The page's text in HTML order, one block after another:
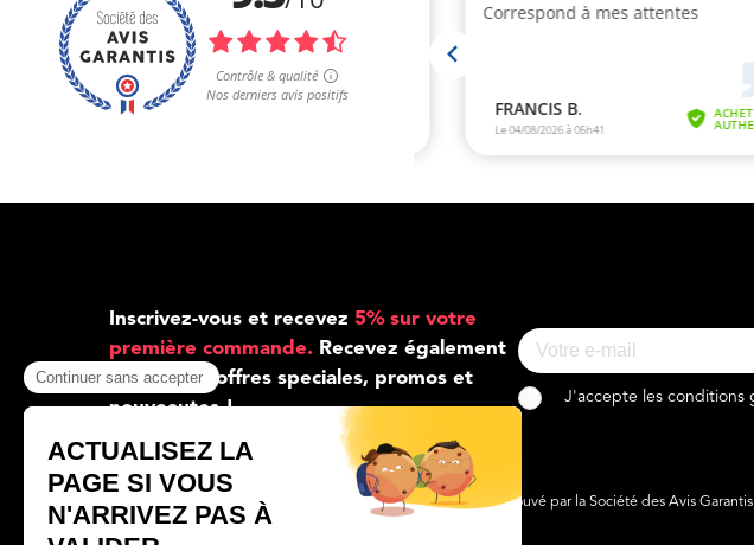
Inscrivez-vous et recevez 5% sur votre
première commande. Recevez également
toutes nos offres speciales, promos et
nouveautes !
J'accepte les conditions
Marchand approuvé par la Société des Avis